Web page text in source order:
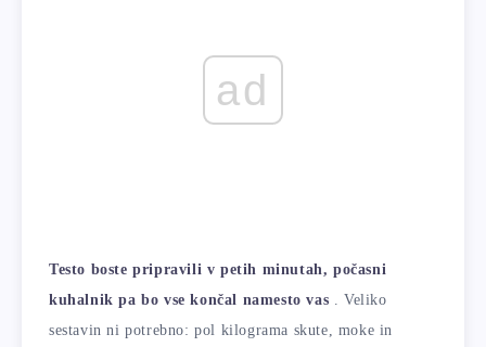
ad
Testo boste pripravili v petih minutah, počasni
kuhalnik pa bo vse končal namesto vas . Veliko
sestavin ni potrebno: pol kilograma skute, moke in